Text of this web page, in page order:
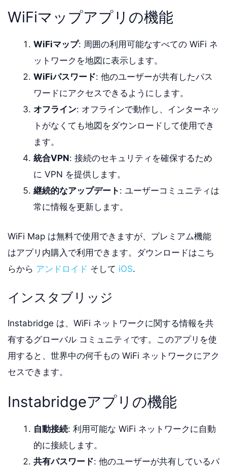
WiFiマップアプリの機能
WiFiマップ: 周囲の利用可能なすべての WiFi ネ
ットワークを地図に表示します。
WiFiパスワード: 他のユーザーが共有したパス
ワードにアクセスできるようにします。
オフライン: オフラインで動作し、インターネッ
トがなくても地図をダウンロードして使用でき
ます。
統合VPN: 接続のセキュリティを確保するため
に VPN を提供します。
継続的なアップデート : ユーザーコミュニティは
常に情報を更新します。
WiFi Map は無料で使用できますが、プレミアム機能
はアプリ内購入で利用できます。ダウンロードはこち
らから アンドロイド そして iOS.
インスタブリッジ
Instabridge は、WiFi ネットワークに関する情報を共
有するグローバル コミュニティです。このアプリを使
用すると、世界中の何千もの WiFi ネットワークにアク
セスできます。
Instabridgeアプリの機能
自動接続: 利用可能な WiFi ネットワークに自動
的に接続します。
共有パスワード: 他のユーザーが共有しているパ